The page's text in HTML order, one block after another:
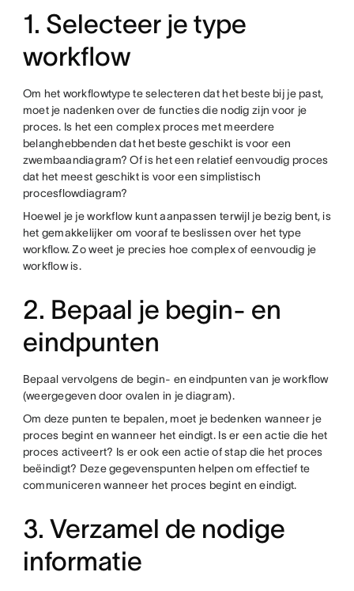
1. Selecteer je type
workflow
Om het workflowtype te selecteren dat het beste bij je past,
moet je nadenken over de functies die nodig zijn voor je
proces. Is het een complex proces met meerdere
belanghebbenden dat het beste geschikt is voor een
zwembaandiagram? Of is het een relatief eenvoudig proces
dat het meest geschikt is voor een simplistisch
procesflowdiagram?
Hoewel je je workflow kunt aanpassen terwijl je bezig bent, is
het gemakkelijker om vooraf te beslissen over het type
workflow. Zo weet je precies hoe complex of eenvoudig je
workflow is.
2. Bepaal je begin- en
eindpunten
Bepaal vervolgens de begin- en eindpunten van je workflow
(weergegeven door ovalen in je diagram).
Om deze punten te bepalen, moet je bedenken wanneer je
proces begint en wanneer het eindigt. Is er een actie die het
proces activeert? Is er ook een actie of stap die het proces
beëindigt? Deze gegevenspunten helpen om effectief te
communiceren wanneer het proces begint en eindigt.
3. Verzamel de nodige
informatie